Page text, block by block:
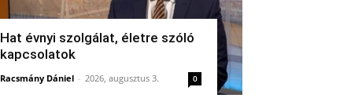
Hat évnyi szolgálat, életre szóló
kapcsolatok
Racsmány Dániel - 2026, augusztus 3. 0